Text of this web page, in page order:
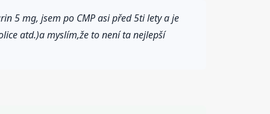
5 mg, jsem po CMP asi před 5ti lety a je
atd.)a myslím,že to není ta nejlepší